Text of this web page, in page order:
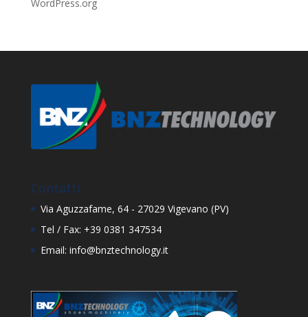
WordPress.org
Contatti
Via Aguzzafame, 64 - 27029 Vigevano (PV)
Tel / Fax: +39 0381 347534
Email: info@bnztechnology.it